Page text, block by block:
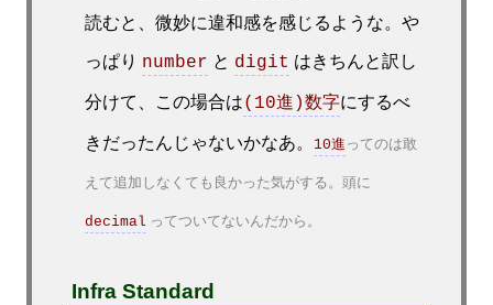
読むと、微妙に違和感を感じるような。や
っぱり number と digit はきちんと訳し
分けて、この場合は(10進)数字にするべ
きだったんじゃないかなあ。 10進 ってのは敢
えて追加しなくても良かった気がする。頭に
decimal ってついてないんだから。
Infra Standard